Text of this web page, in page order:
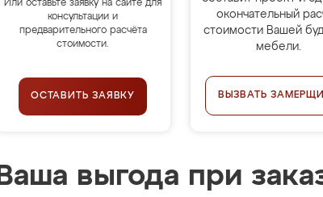
Или оставьте заявку на сайте для
консультации и
предварительного расчёта
стоимости.
ОСТАВИТЬ ЗАЯВКУ
окончательный
стоимости Вашей
мебели.
ВЫЗВАТЬ
Ваша выгода при